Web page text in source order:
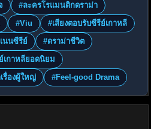
#ละครโรแมนติกดราม่า
#Viu
#เสียงตอบรับซีรีย์เกาหลี
นนซีรีย์
#ดราม่าชีวิต
เกาหลียอดนิยม
เรื่องผู้ใหญ่ #Feel-good Drama